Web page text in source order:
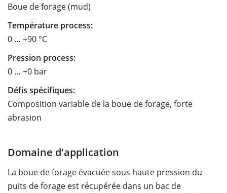
Boue de forage (mud)
Température process:
0 … +90 °C
Pression process:
0 … +0 bar
Défis spécifiques:
Composition variable de la boue de forage, forte
abrasion
Domaine d'application
La boue de forage évacuée sous haute pression du
puits de forage est récupérée dans un bac de